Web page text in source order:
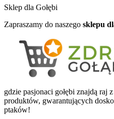
Sklep dla Gołębi
Zapraszamy do naszego sklepu
gdzie pasjonaci gołębi znajdą raj
produktów, gwarantujących
ptaków!